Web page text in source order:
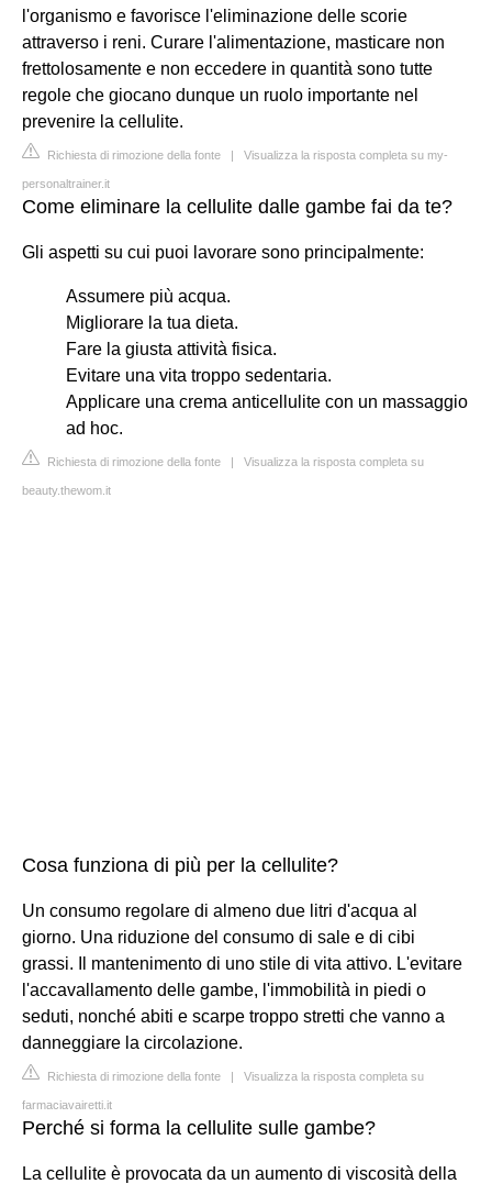
l'organismo e favorisce l'eliminazione delle scorie
attraverso i reni. Curare l'alimentazione, masticare non
frettolosamente e non eccedere in quantità sono tutte
regole che giocano dunque un ruolo importante nel
prevenire la cellulite.
Richiesta di rimozione della fonte | Visualizza la risposta completa su my-
personaltrainer.it
Come eliminare la cellulite dalle gambe fai da te?
Gli aspetti su cui puoi lavorare sono principalmente:
Assumere più acqua.
Migliorare la tua dieta.
Fare la giusta attività fisica.
Evitare una vita troppo sedentaria.
Applicare una crema anticellulite con un massaggio
ad hoc.
Richiesta di rimozione della fonte | Visualizza la risposta completa su
beauty.thewom.it
Cosa funziona di più per la cellulite?
Un consumo regolare di almeno due litri d'acqua al
giorno. Una riduzione del consumo di sale e di cibi
grassi. Il mantenimento di uno stile di vita attivo. L'evitare
l'accavallamento delle gambe, l'immobilità in piedi o
seduti, nonché abiti e scarpe troppo stretti che vanno a
danneggiare la circolazione.
Richiesta di rimozione della fonte | Visualizza la risposta completa su
farmaciavairetti.it
Perché si forma la cellulite sulle gambe?
La cellulite è provocata da un aumento di viscosità della